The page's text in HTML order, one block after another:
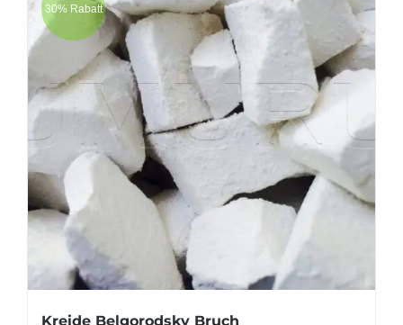
30% Rabatt
Kreide Belgorodsky Bruch